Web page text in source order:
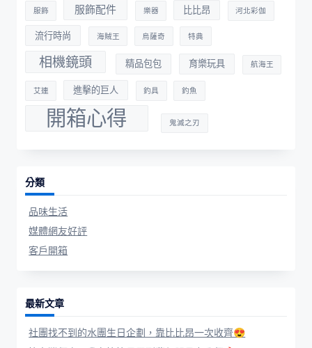
服飾 服飾配件 樂器 比比昂 河北彩伽
流行時尚 海賊王 烏薩奇 特典
相機鏡頭 精品包包 育樂玩具 航海王
艾連 進擊的巨人 釣具 釣魚
開箱心得 鬼滅之刃
分類
品味生活
媒體網友好評
客戶開箱
最新文章
社團找不到的水團生日企劃，靠比比昂一次收齊😍